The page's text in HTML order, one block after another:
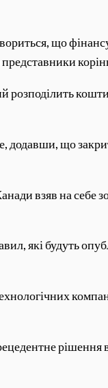
що
розподілить
що
взяв на себе
які будуть
рішення